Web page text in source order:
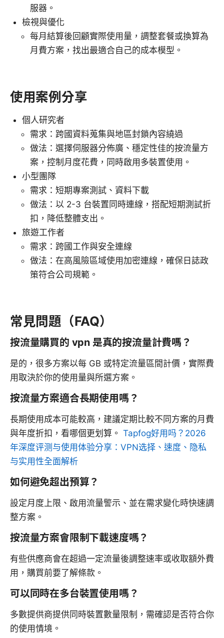
服器。
檢視與優化
每月結算後回顧實際使用量，調整套餐或換算為
月費方案，找出最適合自己的成本模型。
使用案例分享
個人研究者
需求：跨國資料蒐集與地區封鎖內容繞過
做法：選擇伺服器分佈廣、穩定性佳的按流量方
案，控制月度花費，同時啟用多裝置使用。
小型團隊
需求：短期專案測試、資料下載
做法：以 2-3 台裝置同時連線，搭配短期測試折
扣，降低整體支出。
旅遊工作者
需求：跨國工作與安全連線
做法：在高風險區域使用加密連線，確保日誌政
策符合公司規範。
常見問題（FAQ）
按流量購買的 vpn 是真的按流量計費嗎？
是的，很多方案以每 GB 或特定流量區間計價，實際費
用取決於你的使用量與所選方案。
按流量方案適合長期使用嗎？
長期使用成本可能較高，建議定期比較不同方案的月費
與年度折扣，看哪個更划算。 Tapfog好用吗？2026
年深度评测与使用体验分享：VPN选择、速度、隐私
与实用性全面解析
如何避免超出預算？
設定月度上限、啟用流量警示、並在需求變化時快速調
整方案。
按流量方案會限制下載速度嗎？
有些供應商會在超過一定流量後調整速率或收取額外費
用，購買前要了解條款。
可以同時在多台裝置使用嗎？
多數提供商提供同時裝置數量限制，需確認是否符合你
的使用情境。